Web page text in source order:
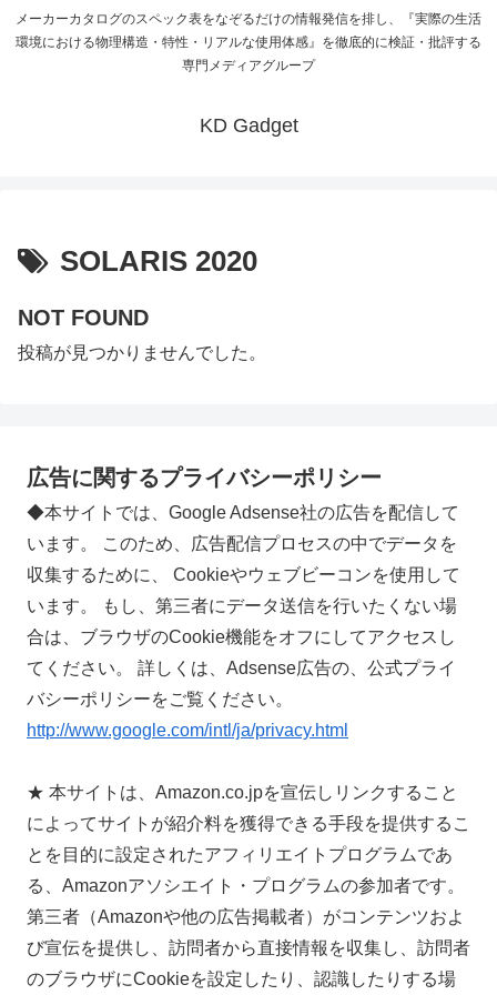
メーカーカタログのスペック表をなぞるだけの情報発信を排し、『実際の生活
環境における物理構造・特性・リアルな使用体感』を徹底的に検証・批評する
専門メディアグループ
KD Gadget
SOLARIS 2020
NOT FOUND
投稿が見つかりませんでした。
広告に関するプライバシーポリシー
◆本サイトでは、Google Adsense社の広告を配信して
います。 このため、広告配信プロセスの中でデータを
収集するために、 Cookieやウェブビーコンを使用して
います。 もし、第三者にデータ送信を行いたくない場
合は、ブラウザのCookie機能をオフにしてアクセスし
てください。 詳しくは、Adsense広告の、公式プライ
バシーポリシーをご覧ください。
http://www.google.com/intl/ja/privacy.html
★ 本サイトは、Amazon.co.jpを宣伝しリンクすること
によってサイトが紹介料を獲得できる手段を提供するこ
とを目的に設定されたアフィリエイトプログラムであ
る、Amazonアソシエイト・プログラムの参加者です。
第三者（Amazonや他の広告掲載者）がコンテンツおよ
び宣伝を提供し、訪問者から直接情報を収集し、訪問者
のブラウザにCookieを設定したり、認識したりする場